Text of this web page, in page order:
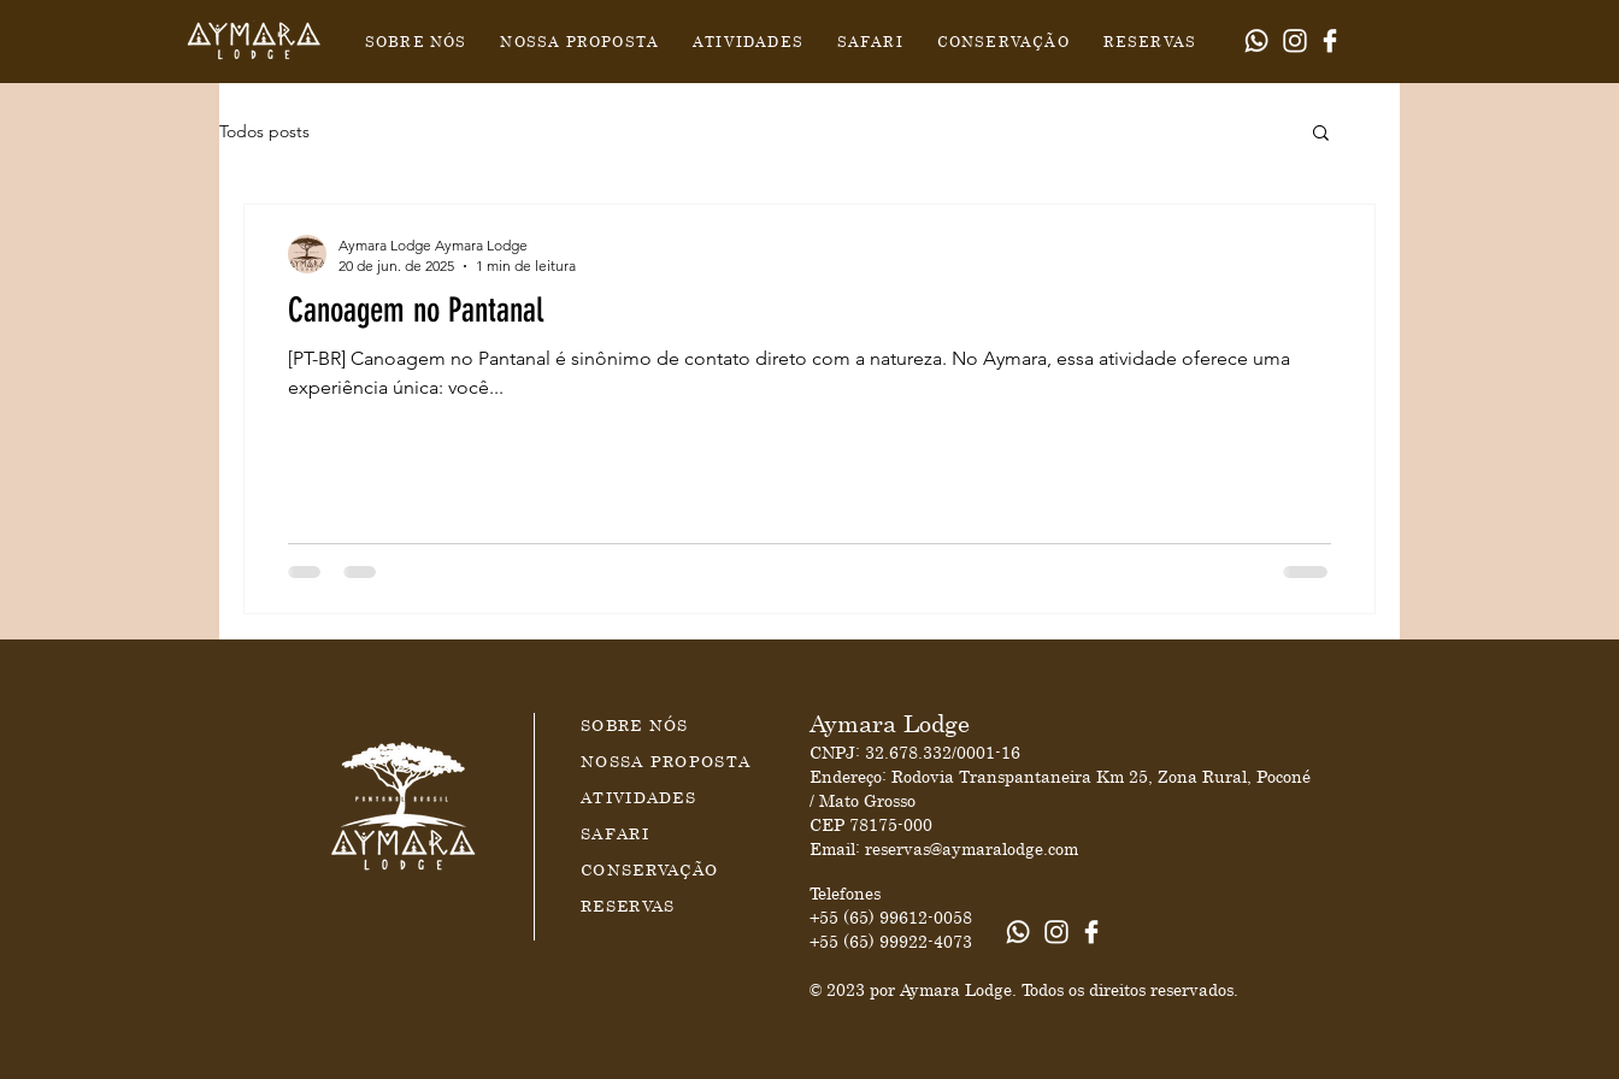
SOBRE NÓS NOSSA PROPOSTA ATIVIDADES SAFARI CONSERVAÇÃO RESERVAS
Todos posts
Canoagem no Pantanal
[PT-BR] Canoagem no Pantanal é sinônimo de contato direto com a natureza. No Aymara, essa atividade oferece uma
experiência única: você...
Aymara Lodge Aymara Lodge
20 de jun. de 2025
1 min de leitura
SOBRE NÓS
NOSSA PROPOSTA
ATIVIDADES
SAFARI
CONSERVAÇÃO
RESERVAS
Aymara Lodge
CNPJ: 32.678.332/0001-16
Endereço: Rodovia Transpantaneira Km 25, Zona Rural, Poconé
/ Mato Grosso
CEP 78175-000
Email: reservas@aymaralodge.com
Telefones
+55 (65) 99612-0058
+55 (65) 99922-4073
​© 2023 por Aymara Lodge. Todos os direitos reservados.